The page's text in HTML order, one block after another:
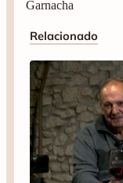
Garnacha
Relacionado